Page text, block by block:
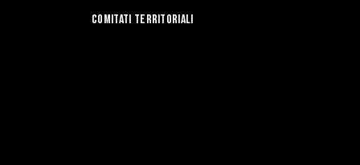
Comitati Territoriali